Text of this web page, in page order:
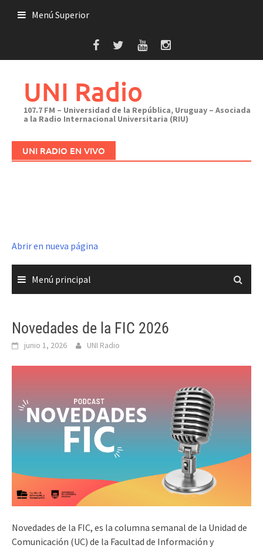
Menú Superior
UNI Radio
107.7 FM – Universidad de la República, Uruguay – Asociada
a la Radio Internacional Universitaria (RIU)
UNI RADIO EN VIVO
Abrir en nueva página
Menú principal
Novedades de la FIC 2026
junio 1, 2026 UNI Radio
Novedades de la FIC, es la columna semanal de la Unidad de
Comunicación (UC) de la Facultad de Información y